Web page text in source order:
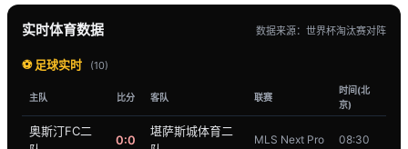
实时体育数据 数据来源：世界杯淘汰赛对阵
⚽ 足球实时 (10)
主队 比分 客队 联赛
时间(北
京)
奥斯汀FC二
0:0
堪萨斯城体育二
MLS Next Pro 08:30